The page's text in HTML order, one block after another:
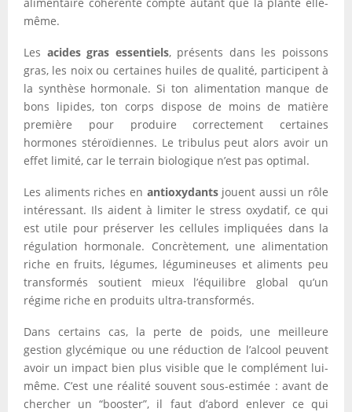
même.
Les acides gras essentiels, présents dans les poissons
gras, les noix ou certaines huiles de qualité, participent à
la synthèse hormonale. Si ton alimentation manque de
bons lipides, ton corps dispose de moins de matière
première pour produire correctement certaines
hormones stéroïdiennes. Le tribulus peut alors avoir un
effet limité, car le terrain biologique n’est pas optimal.
Les aliments riches en antioxydantsjouent aussi un rôle
intéressant. Ils aident à limiter le stress oxydatif, ce qui
est utile pour préserver les cellules impliquées dans la
régulation hormonale. Concrètement, une alimentation
riche en fruits, légumes, légumineuses et aliments peu
transformés soutient mieux l’équilibre global qu’un
régime riche en produits ultra-transformés.
Dans certains cas, la perte de poids, une meilleure
gestion glycémique ou une réduction de l’alcool peuvent
avoir un impact bien plus visible que le complément lui-
même. C’est une réalité souvent sous-estimée : avant de
chercher un “booster”, il faut d’abord enlever ce qui